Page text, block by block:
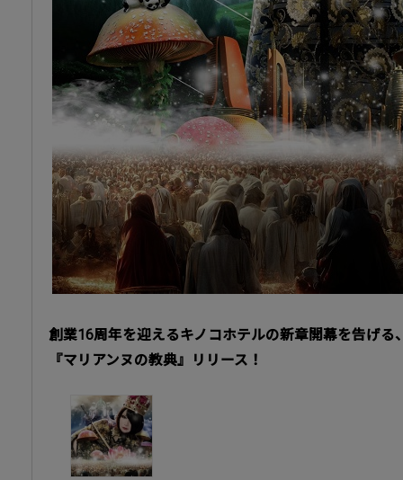
創業16周年を迎えるキノコホテルの新章開幕を告げる
『マリアンヌの教典』リリース！